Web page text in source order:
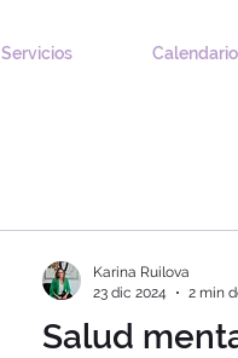
Servicios Calendario
Salud
Karina Ruilova
23 dic 2024
2 min